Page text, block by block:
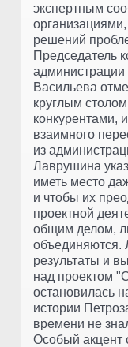
экспертным
решений
Председатель
Васильева
круглым
конкурентами,
взаимного
из
Лаврушина
иметь место
и чтобы их
проектной
общим делом,
объединяются.
результаты и
над проектом
остановилась
истории
времени не
Особый акцент